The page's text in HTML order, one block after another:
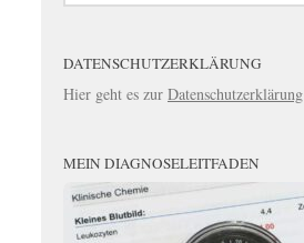
DATENSCHUTZERKLÄRUNG
Hier geht es zur Datenschutzerklärung
MEIN DIAGNOSELEITFADEN